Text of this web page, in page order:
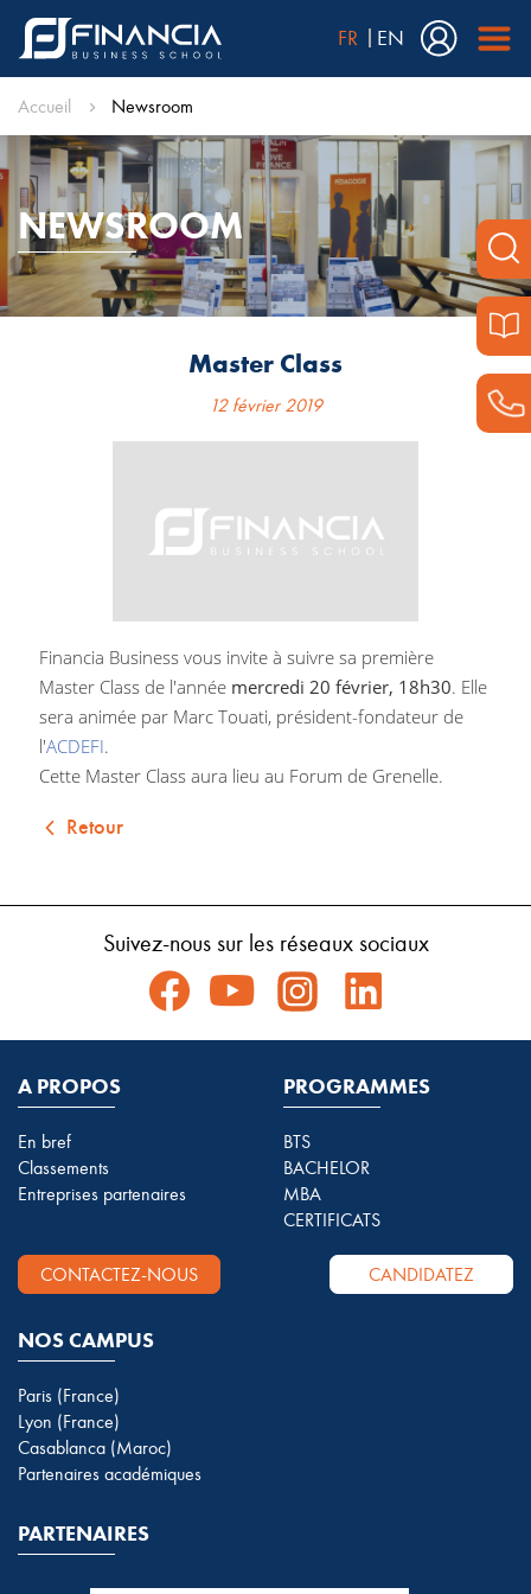
FR EN
Accueil Newsroom
NEWSROOM
Master Class
12 février 2019
Financia Business vous invite à suivre sa première
Master Class de l'année mercredi 20 février, 18h30. Elle
sera animée par Marc Touati, président-fondateur de
l'ACDEFI.
Cette Master Class aura lieu au Forum de Grenelle.
Retour
Suivez-nous sur les réseaux sociaux
A PROPOS
En bref
Classements
Entreprises partenaires
PROGRAMMES
BTS
BACHELOR
MBA
CERTIFICATS
CONTACTEZ-NOUS CANDIDATEZ
NOS CAMPUS
Paris (France)
Lyon (France)
Casablanca (Maroc)
Partenaires académiques
PARTENAIRES